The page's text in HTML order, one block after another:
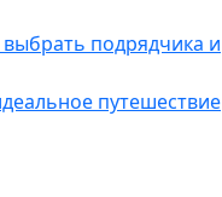
подрядчика и
путешествие